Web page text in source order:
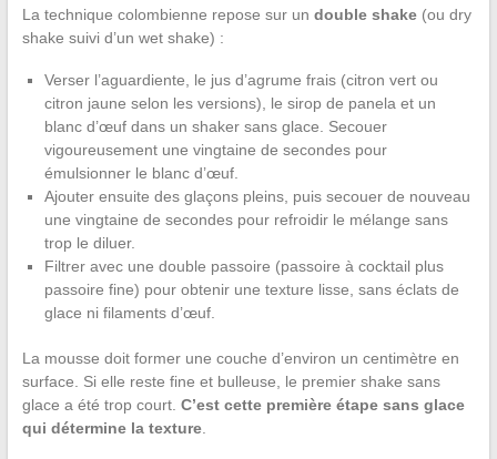
La technique colombienne repose sur un double shake(ou dry
shake suivi d’un wet shake) :
Verser l’aguardiente, le jus d’agrume frais (citron vert ou
citron jaune selon les versions), le sirop de panela et un
blanc d’œuf dans un shaker sans glace. Secouer
vigoureusement une vingtaine de secondes pour
émulsionner le blanc d’œuf.
Ajouter ensuite des glaçons pleins, puis secouer de nouveau
une vingtaine de secondes pour refroidir le mélange sans
trop le diluer.
Filtrer avec une double passoire (passoire à cocktail plus
passoire fine) pour obtenir une texture lisse, sans éclats de
glace ni filaments d’œuf.
La mousse doit former une couche d’environ un centimètre en
surface. Si elle reste fine et bulleuse, le premier shake sans
glace a été trop court. C’est cette première étape sans glace
qui détermine la texture.